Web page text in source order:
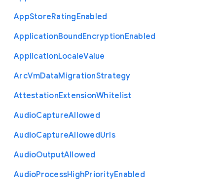
AppStoreRatingEnabled
ApplicationBoundEncryptionEnabled
ApplicationLocaleValue
ArcVmDataMigrationStrategy
AttestationExtensionWhitelist
AudioCaptureAllowed
AudioCaptureAllowedUrls
AudioOutputAllowed
AudioProcessHighPriorityEnabled